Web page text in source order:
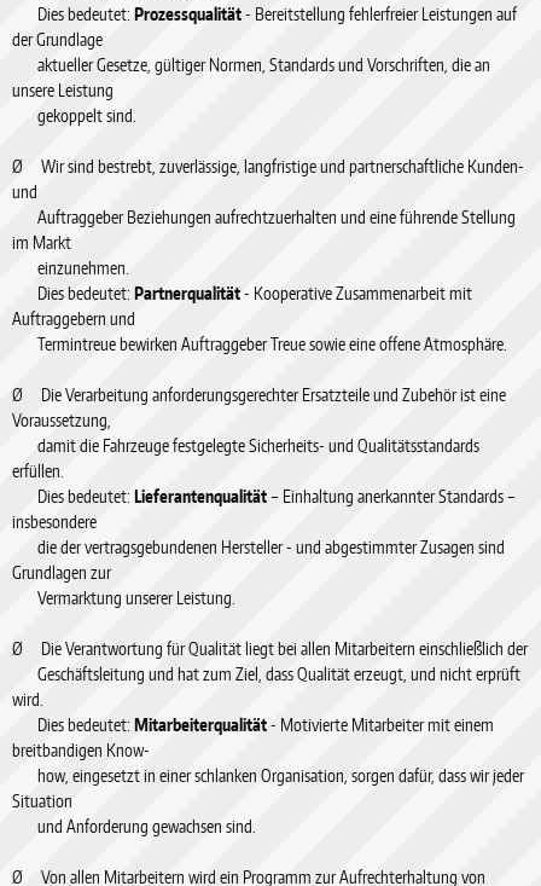
Dies bedeutet: Prozessqualität- Bereitstellung fehlerfreier Leistungen auf
der Grundlage
aktueller Gesetze, gültiger Normen, Standards und Vorschriften, die an
unsere Leistung
gekoppelt sind.
Ø Wir sind bestrebt, zuverlässige, langfristige und partnerschaftliche Kunden-
und
Auftraggeber Beziehungen aufrechtzuerhalten und eine führende Stellung
im Markt
einzunehmen.
Dies bedeutet: Partnerqualität- Kooperative Zusammenarbeit mit
Auftraggebern und
Termintreue bewirken Auftraggeber Treue sowie eine offene Atmosphäre.
Ø Die Verarbeitung anforderungsgerechter Ersatzteile und Zubehör ist eine
Voraussetzung,
damit die Fahrzeuge festgelegte Sicherheits- und Qualitätsstandards
erfüllen.
Dies bedeutet: Lieferantenqualität– Einhaltung anerkannter Standards –
insbesondere
die der vertragsgebundenen Hersteller - und abgestimmter Zusagen sind
Grundlagen zur
Vermarktung unserer Leistung.
Ø Die Verantwortung für Qualität liegt bei allen Mitarbeitern einschließlich der
Geschäftsleitung und hat zum Ziel, dass Qualität erzeugt, und nicht erprüft
wird.
Dies bedeutet: Mitarbeiterqualität- Motivierte Mitarbeiter mit einem
breitbandigen Know-
how, eingesetzt in einer schlanken Organisation, sorgen dafür, dass wir jeder
Situation
und Anforderung gewachsen sind.
Ø Von allen Mitarbeitern wird ein Programm zur Aufrechterhaltung von